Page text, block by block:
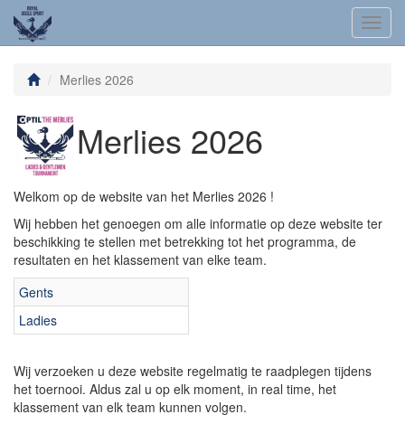
Merlies 2026
Merlies 2026
Welkom op de website van het Merlies 2026 !
Wij hebben het genoegen om alle informatie op deze website ter
beschikking te stellen met betrekking tot het programma, de
resultaten en het klassement van elke team.
Gents
Ladies
Wij verzoeken u deze website regelmatig te raadplegen tijdens
het toernooi. Aldus zal u op elk moment, in real time, het
klassement van elk team kunnen volgen.